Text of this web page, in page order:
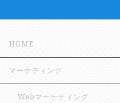
HOME
マーケティング
Webマーケティング